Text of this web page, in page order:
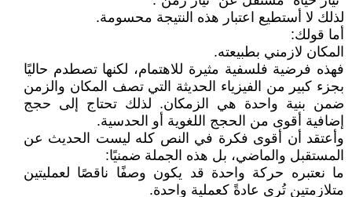
لذلك لا أستطيع اعتبار هذه النتيجة محسومة.
أما قولك:
المكان لازمني بطبيعته.
فهذه فرضية فلسفية مثيرة للاهتمام، لكنها تصطدم حاليًا
بجزء كبير من الفيزياء الحديثة التي تصف المكان والزمن
ضمن بنية واحدة هي الزمكان. لذلك تحتاج إلى حجج
إضافية أقوى من الحجج اللغوية أو الحدسية.
وأعتقد أن أقوى فكرة في النص كله ليست الحديث عن
المستقبل والماضي، بل هذه الجملة ضمنيًا:
ما نعتبره حركة واحدة قد يكون وصفًا ناقصًا لعمليتين
متلازمتين تُرى عادةً كعملية واحدة.